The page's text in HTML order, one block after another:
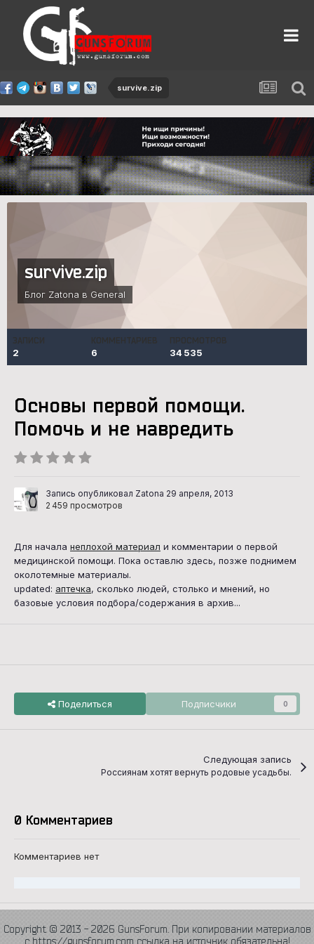
survive.zip
survive.zip
Блог Zatona в General
ЗАПИСИ
2
КОММЕНТАРИЕВ
6
ПРОСМОТРОВ
34 535
Основы первой помощи.
Помочь и не навредить
Запись опубликовал Zatona 29 апреля, 2013
2 459 просмотров
Для начала неплохой материал и комментарии о первой
медицинской помощи. Пока оставлю здесь, позже поднимем
околотемные материалы.
updated: аптечка, сколько людей, столько и мнений, но
базовые условия подбора/содержания в архив...
Поделиться Подписчики 0
Следующая запись
Россиянам хотят вернуть родовые усадьбы.
0 Комментариев
Комментариев нет
Copyright © 2013 - 2026 GunsForum. При копировании материалов
с https://gunsforum.com ссылка на источник обязательна!